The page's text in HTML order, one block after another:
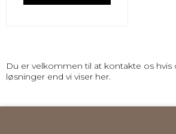
Du er velkommen til at kontakte os hvis
løsninger end vi viser her.